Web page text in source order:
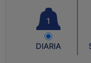
1
DIARIA